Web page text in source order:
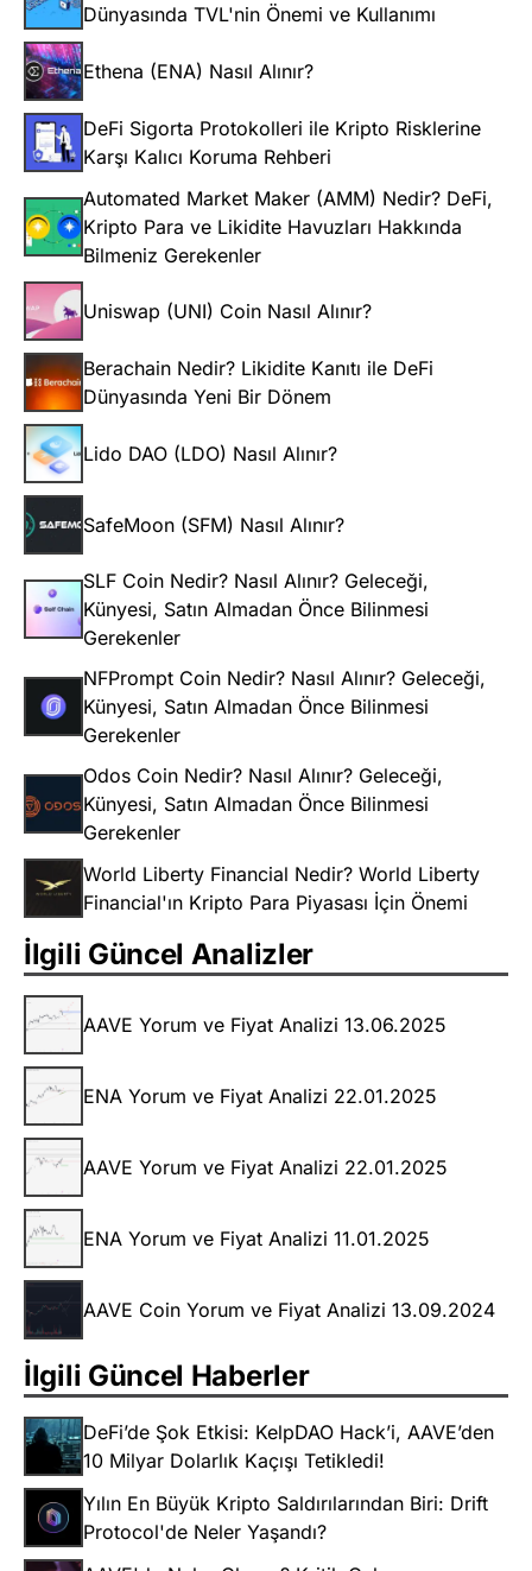
Dünyasında TVL'nin Önemi ve Kullanımı
Ethena (ENA) Nasıl Alınır?
DeFi Sigorta Protokolleri ile Kripto Risklerine
Karşı Kalıcı Koruma Rehberi
Automated Market Maker (AMM) Nedir? DeFi,
Kripto Para ve Likidite Havuzları Hakkında
Bilmeniz Gerekenler
Uniswap (UNI) Coin Nasıl Alınır?
Berachain Nedir? Likidite Kanıtı ile DeFi
Dünyasında Yeni Bir Dönem
Lido DAO (LDO) Nasıl Alınır?
SafeMoon (SFM) Nasıl Alınır?
SLF Coin Nedir? Nasıl Alınır? Geleceği,
Künyesi, Satın Almadan Önce Bilinmesi
Gerekenler
NFPrompt Coin Nedir? Nasıl Alınır? Geleceği,
Künyesi, Satın Almadan Önce Bilinmesi
Gerekenler
Odos Coin Nedir? Nasıl Alınır? Geleceği,
Künyesi, Satın Almadan Önce Bilinmesi
Gerekenler
World Liberty Financial Nedir? World Liberty
Financial'ın Kripto Para Piyasası İçin Önemi
İlgili Güncel Analizler
AAVE Yorum ve Fiyat Analizi 13.06.2025
ENA Yorum ve Fiyat Analizi 22.01.2025
AAVE Yorum ve Fiyat Analizi 22.01.2025
ENA Yorum ve Fiyat Analizi 11.01.2025
AAVE Coin Yorum ve Fiyat Analizi 13.09.2024
İlgili Güncel Haberler
DeFi’de Şok Etkisi: KelpDAO Hack’i, AAVE’den
10 Milyar Dolarlık Kaçışı Tetikledi!
Yılın En Büyük Kripto Saldırılarından Biri: Drift
Protocol'de Neler Yaşandı?